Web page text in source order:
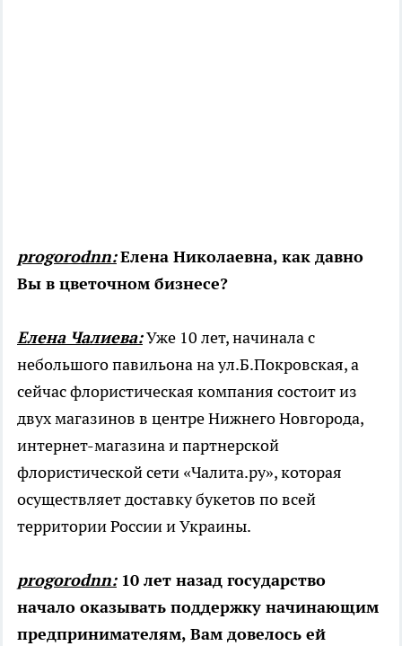
progorodnn:Елена Николаевна, как давно
Вы в цветочном бизнесе?
Елена Чалиева:Уже 10 лет, начинала с
небольшого павильона на ул.Б.Покровская, а
сейчас флористическая компания состоит из
двух магазинов в центре Нижнего Новгорода,
интернет-магазина и партнерской
флористической сети «Чалита.ру», которая
осуществляет доставку букетов по всей
территории России и Украины.
progorodnn:10 лет назад государство
начало оказывать поддержку начинающим
предпринимателям, Вам довелось ей